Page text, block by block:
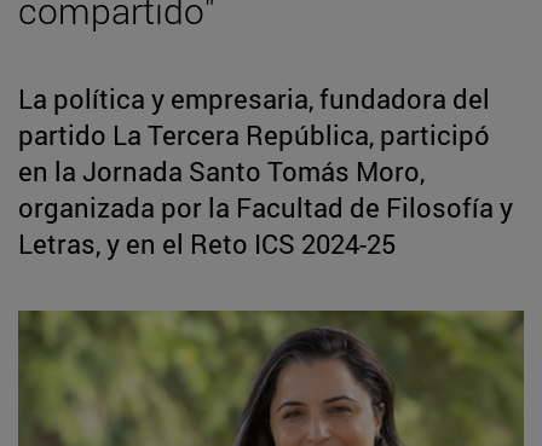
compartido"
La política y empresaria, fundadora del
partido La Tercera República, participó
en la Jornada Santo Tomás Moro,
organizada por la Facultad de Filosofía y
Letras, y en el Reto ICS 2024-25